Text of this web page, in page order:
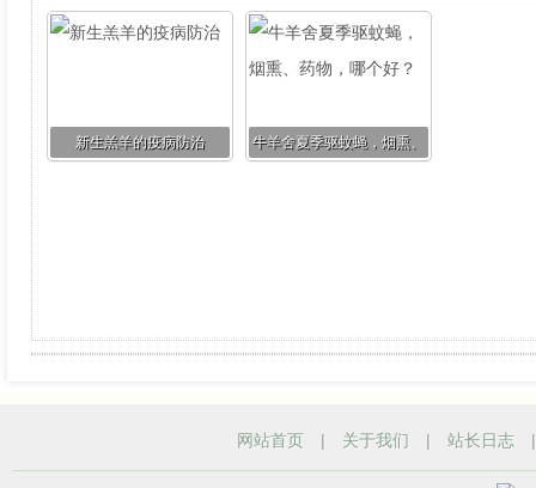
新生羔羊的疫病防治
牛羊舍夏季驱蚊蝇，烟熏、
网站首页 | 关于我们 | 站长日志